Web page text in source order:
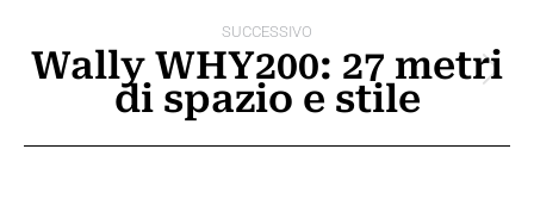
SUCCESSIVO
Prossimo
post:
Wally WHY200: 27 metri
di spazio e stile